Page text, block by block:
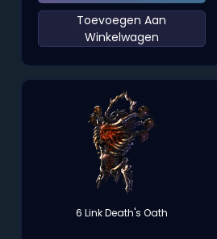
‌Toevoegen Aan
Winkelwagen‌
6 Link Death's Oath